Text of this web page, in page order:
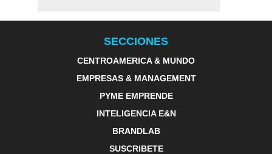
SECCIONES
CENTROAMERICA & MUNDO
EMPRESAS & MANAGEMENT
PYME EMPRENDE
INTELIGENCIA E&N
BRANDLAB
SUSCRIBETE